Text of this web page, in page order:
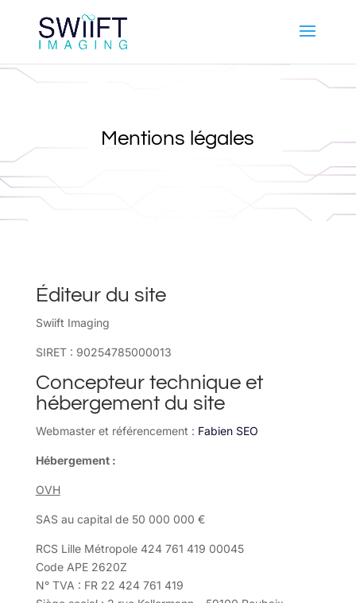
Mentions légales
Éditeur du site
Swiift Imaging
SIRET : 90254785000013
Concepteur technique et
hébergement du site
Webmaster et référencement : Fabien SEO
Hébergement :
OVH
SAS au capital de 50 000 000 €
RCS Lille Métropole 424 761 419 00045
Code APE 2620Z
N° TVA : FR 22 424 761 419